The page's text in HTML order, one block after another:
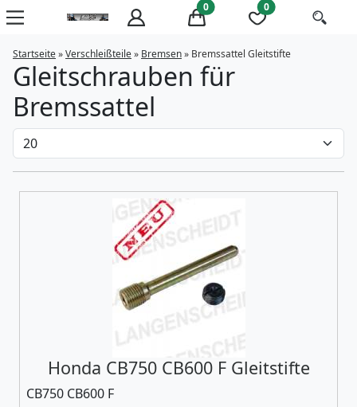
0 0
Startseite»Verschleißteile» Bremsen» Bremssattel Gleitstifte
Gleitschrauben für
Bremssattel
Honda CB750 CB600 F Gleitstifte
CB750 CB600 F